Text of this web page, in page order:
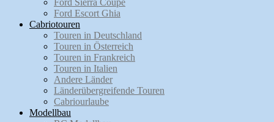
Ford Sierra Coupé
Ford Escort Ghia
Cabriotouren
Touren in Deutschland
Touren in Österreich
Touren in Frankreich
Touren in Italien
Andere Länder
Länderübergreifende Touren
Cabriourlaube
Modellbau